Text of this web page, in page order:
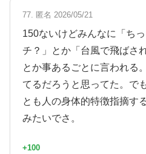
77. 匿名 2026/05/21
150ないけどみんなに「ち
チ？」とか「台風で飛ばさ
とか事あるごとに言われる
てるだろうと思ってた。で
とも人の身体的特徴指摘す
みたいでさ。
+100